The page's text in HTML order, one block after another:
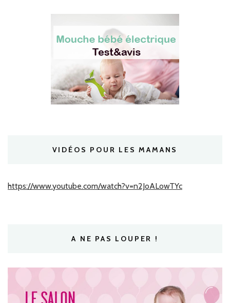
VIDÉOS POUR LES MAMANS
https://www.youtube.com/watch?v=n2JoALowTYc
A NE PAS LOUPER !